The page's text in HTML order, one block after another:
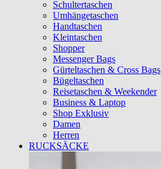
Schultertaschen
Umhängetaschen
Handtaschen
Kleintaschen
Shopper
Messenger Bags
Gürteltaschen & Cross Bags
Bügeltaschen
Reisetaschen & Weekender
Business & Laptop
Shop Exklusiv
Damen
Herren
RUCKSÄCKE